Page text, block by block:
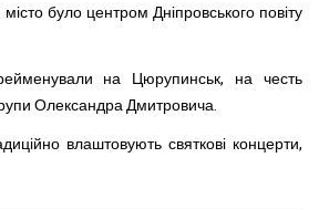
було центром Дніпровського повіту
на Цюрупинськ, на честь
Олександра Дмитровича.
влаштовують святкові концерти,